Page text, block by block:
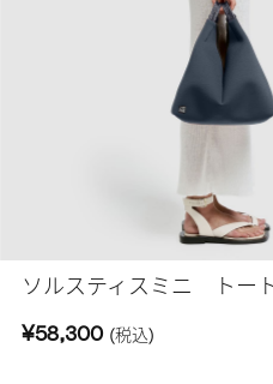
ソルスティスミニ トー
¥58,300 (税込)